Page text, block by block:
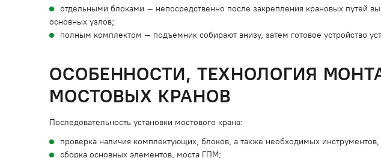
отдельными блоками – непосредственно после закрепления крановых путей
основных узлов;
полным комплектом – подъемник собирают внизу, затем готовое устройство
ОСОБЕННОСТИ, ТЕХНОЛОГИЯ
МОСТОВЫХ КРАНОВ
Последовательность установки мостового крана:
проверка наличия комплектующих, блоков, а также необходимых инструментов,
сборка основных элементов, моста ГПМ;